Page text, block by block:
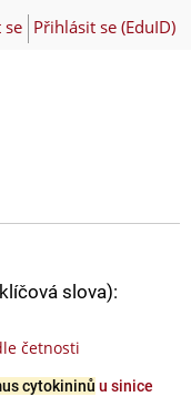
se Přihlásit se (EduID)
slova):
četnosti
cytokininů u sinice